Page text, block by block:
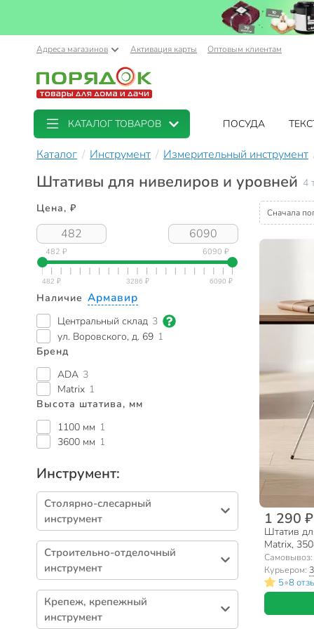
Адреса магазинов Активация карты Оптовым клиентам
КАТАЛОГ ТОВАРОВ ПОСУДА
Каталог Инструмент Измерительный инструмент
Штативы для нивелиров и уровней 4
Цена, ₽
482 ₽ 6090 ₽
Наличие Армавир
Центральный склад 3
ул. Воровского, д. 69 1
Бренд
ADA 3
Matrix 1
Высота штатива, мм
1100 мм 1
3600 мм 1
Инструмент:
Столярно-слесарный
инструмент
Ключи (160)
Отвертки (94)
Ящики для инструментов (93)
Наборы инструментов (59)
Торцевые головки (48)
Строительно-отделочный
инструмент
Валики, шубки (223)
Кисти (171)
Крепеж, крепежный
инструмент
Сначала
1 290 ₽
Штатив
Matrix,
Самовывоз:
Курьером:
5•8